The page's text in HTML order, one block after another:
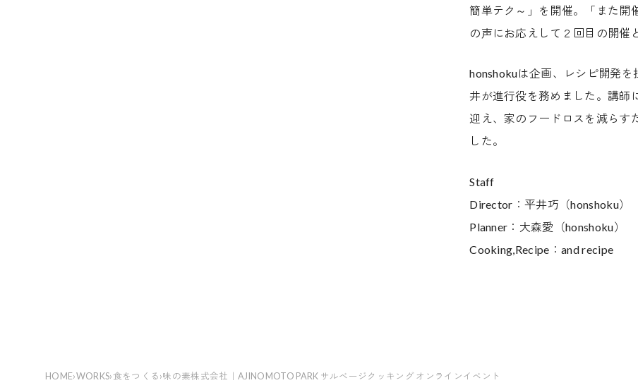
簡単テク～」を開催。「また開
の声にお応えして２回目の開催
honshokuは企画、レシピ開発
井が進行役を務めました。講師
迎え、家のフードロスを減らす
した。
Staff
Director：平井巧（honshoku）
Planner：大森愛（honshoku）
Cooking,Recipe：and recipe
HOME›WORKS›食をつくる ›味の素株式会社｜AJINOMOTO PARK サルベージクッキング オンラインイベント